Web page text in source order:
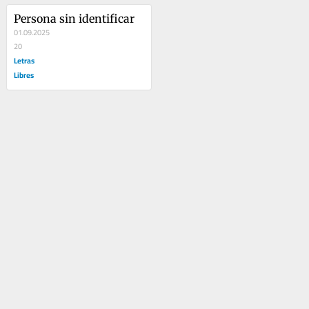
Persona sin identificar
01.09.2025
20
Letras
Libres